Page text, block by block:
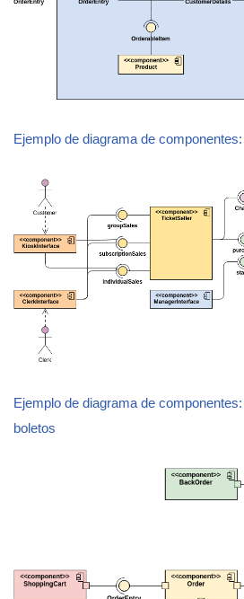
Ejemplo de diagrama de
Ejemplo de diagrama de
boletos